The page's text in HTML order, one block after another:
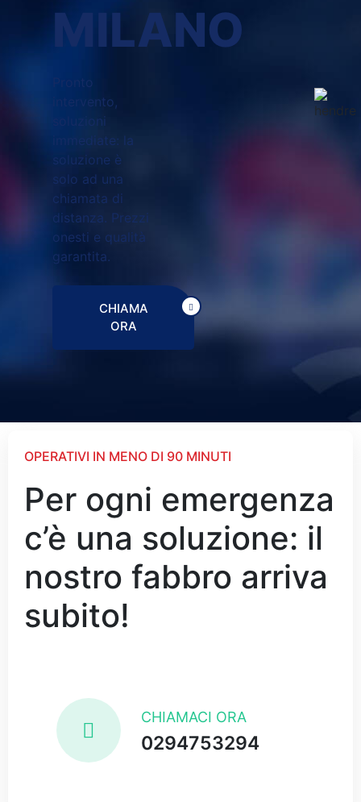
MILANO
intervento,
soluzioni
immediate: la
soluzione è
solo ad una
chiamata di
distanza. Prezzi
onesti e qualità
garantita.
CHIAMA
ORA
OPERATIVI IN MENO DI 90 MINUTI
Per ogni emergenza
c’è una soluzione: il
nostro fabbro arriva
subito!
CHIAMACI ORA
0294753294